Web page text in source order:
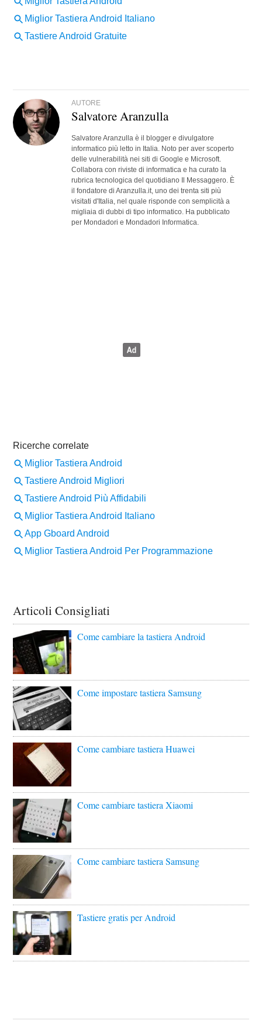
AUTORE
Salvatore Aranzulla
Salvatore Aranzulla è il blogger e divulgatore
informatico più letto in Italia. Noto per aver scoperto
delle vulnerabilità nei siti di Google e Microsoft.
Collabora con riviste di informatica e ha curato la
rubrica tecnologica del quotidiano Il Messaggero. È
il fondatore di Aranzulla.it, uno dei trenta siti più
visitati d'Italia, nel quale risponde con semplicità a
migliaia di dubbi di tipo informatico. Ha pubblicato
per Mondadori e Mondadori Informatica.
Articoli Consigliati
Come cambiare la tastiera Android
Come impostare tastiera Samsung
Come cambiare tastiera Huawei
Come cambiare tastiera Xiaomi
Come cambiare tastiera Samsung
Tastiere gratis per Android